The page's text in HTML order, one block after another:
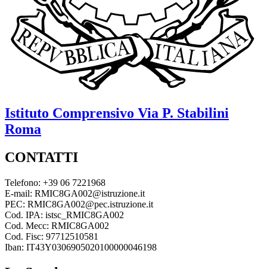
Istituto Comprensivo Via P. Stabilini
Roma
CONTATTI
Telefono: +39 06 7221968
E-mail: RMIC8GA002@istruzione.it
PEC: RMIC8GA002@pec.istruzione.it
Cod. IPA: istsc_RMIC8GA002
Cod. Mecc: RMIC8GA002
Cod. Fisc: 97712510581
Iban: IT43Y0306905020100000046198